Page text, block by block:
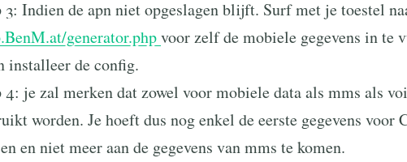
3: Indien de apn niet opgeslagen blijft. Surf met je toestel
generator.phpvoor zelf de mobiele gegevens in te
installeer de config.
4: je zal merken dat zowel voor mobiele data als mms als
worden. Je hoeft dus nog enkel de eerste gegevens voor
en niet meer aan de gegevens van mms te komen.